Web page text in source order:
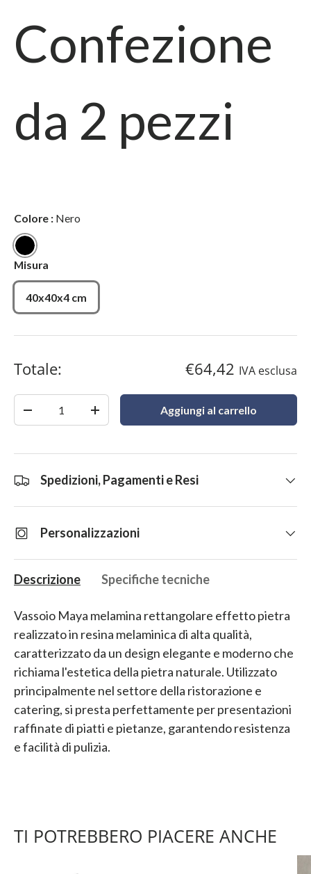
Confezione
da 2 pezzi
Misura
40x40x4 cm
Colore : Nero
Nero
Totale: €64,42 IVA esclusa
+ Aggiungi al carrello
Spedizioni, Pagamenti e Resi
Personalizzazioni
Descrizione Specifiche tecniche
Vassoio Maya melamina rettangolare effetto pietra
realizzato in resina melaminica di alta qualità,
caratterizzato da un design elegante e moderno che
richiama l'estetica della pietra naturale. Utilizzato
principalmente nel settore della ristorazione e
catering, si presta perfettamente per presentazioni
raffinate di piatti e pietanze, garantendo resistenza
e facilità di pulizia.
TI POTREBBERO PIACERE ANCHE